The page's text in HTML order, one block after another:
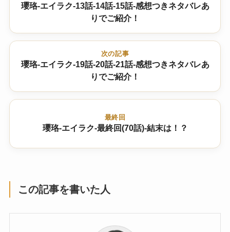
瓔珞-エイラク-13話-14話-15話-感想つきネタバレあ
りでご紹介！
次の記事
瓔珞-エイラク-19話-20話-21話-感想つきネタバレあ
りでご紹介！
最終回
瓔珞-エイラク-最終回(70話)-結末は！？
この記事を書いた人